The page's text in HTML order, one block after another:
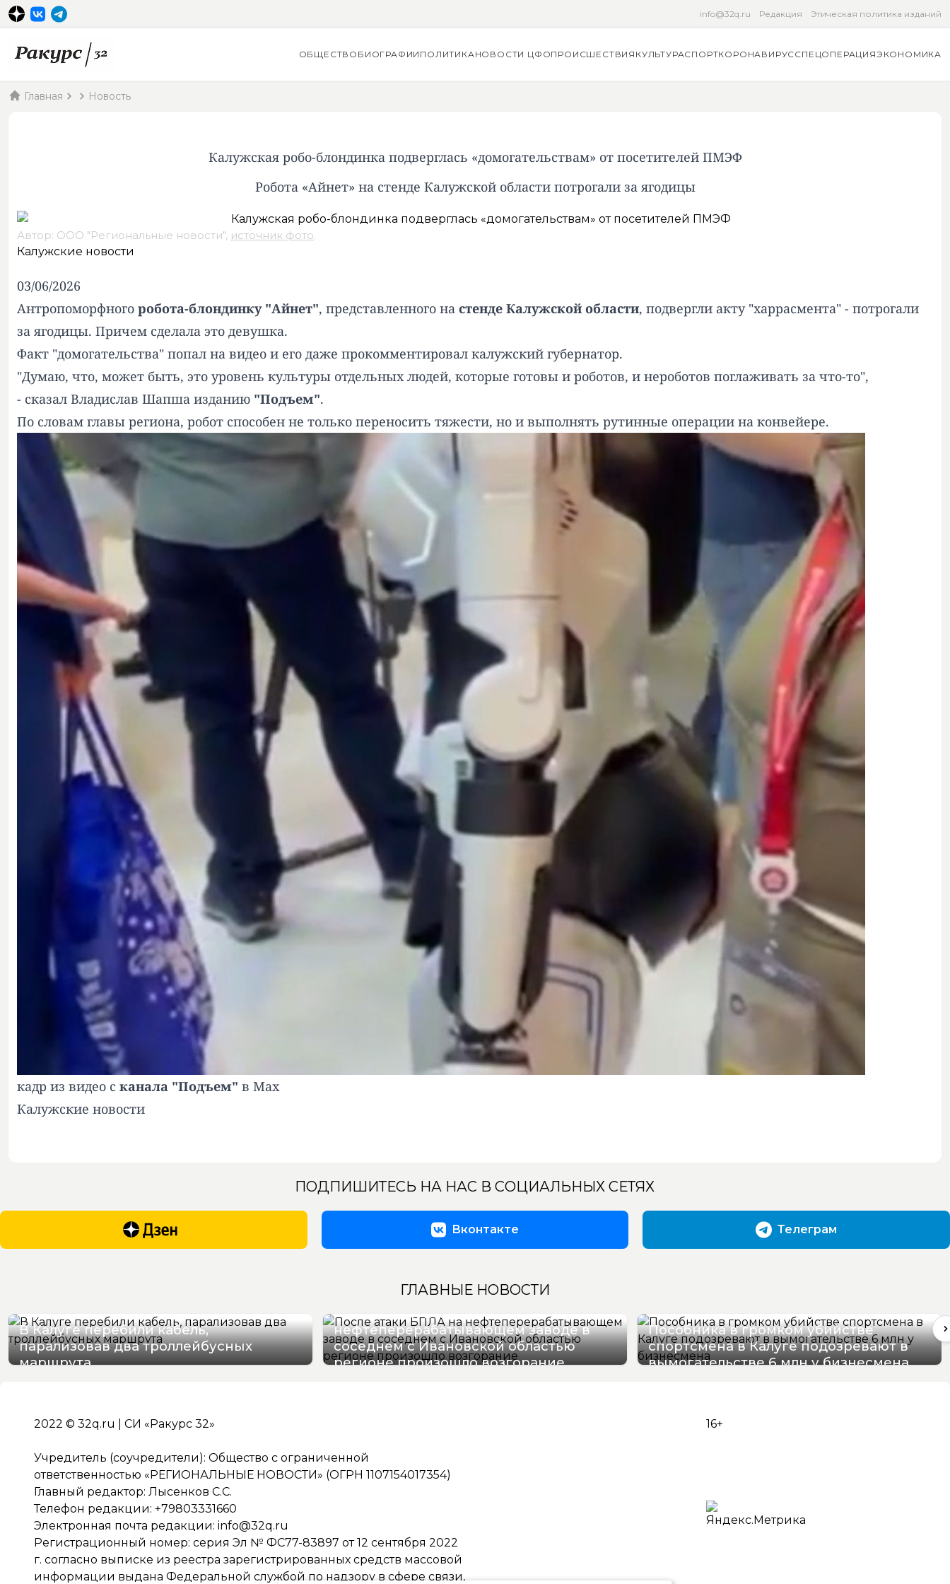
info@32q.ru Редакция Этическая политика изданий
ОБЩЕСТВО БИОГРАФИИ ПОЛИТИКАНОВОСТИ ЦФОПРОИСШЕСТВИЯ КУЛЬТУРАСПОРТКОРОНАВИРУССПЕЦОПЕРАЦИЯЭКОНОМИКА
Главная Новость
Калужская робо-блондинка подверглась «домогательствам» от посетителей ПМЭФ
Робота «Айнет» на стенде Калужской области потрогали за ягодицы
Автор: ООО "Региональные новости", источник фото.
Калужские новости
03/06/2026
Антропоморфного робота-блондинку "Айнет", представленного на стенде Калужской области, подвергли акту "харрасмента" - потрогали
за ягодицы. Причем сделала это девушка.
Факт "домогательства" попал на видео и его даже прокомментировал калужский губернатор.
"Думаю, что, может быть, это уровень культуры отдельных людей, которые готовы и роботов, и нероботов поглаживать за что-то",
- сказал Владислав Шапша изданию "Подъем".
По словам главы региона, робот способен не только переносить тяжести, но и выполнять рутинные операции на конвейере.
кадр из видео с канала "Подъем" в Мах
Калужские новости
ПОДПИШИТЕСЬ НА НАС В СОЦИАЛЬНЫХ СЕТЯХ
Вконтакте Телеграм
ГЛАВНЫЕ НОВОСТИ
В Калуге перебили кабель,
парализовав два троллейбусных
маршрута
После атаки БПЛА на
нефтеперерабатывающем заводе в
соседнем с Ивановской областью
регионе произошло возгорание
Пособника в громком убийстве
спортсмена в Калуге подозревают в
вымогательстве 6 млн у бизнесмена
2022 © 32q.ru | СИ «Ракурс 32»
Учредитель (соучредители): Общество с ограниченной
ответственностью «РЕГИОНАЛЬНЫЕ НОВОСТИ» (ОГРН 1107154017354)
Главный редактор: Лысенков С.С.
Телефон редакции: +79803331660
Электронная почта редакции: info@32q.ru
Регистрационный номер: серия Эл № ФС77-83897 от 12 сентября 2022
г. согласно выписке из реестра зарегистрированных средств массовой
информации выдана Федеральной службой по надзору в сфере связи,
16+